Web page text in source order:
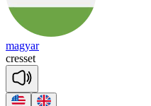
magyar
cresset